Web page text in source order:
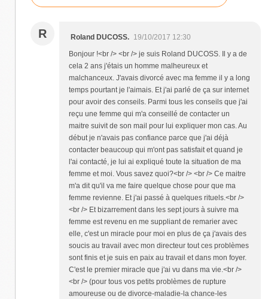
R Roland DUCOSS. 19/10/2017 12:30
Bonjour !<br /> <br /> je suis Roland DUCOSS. Il y a de
cela 2 ans j'étais un homme malheureux et
malchanceux. J'avais divorcé avec ma femme il y a long
temps pourtant je l'aimais. Et j'ai parlé de ça sur internet
pour avoir des conseils. Parmi tous les conseils que j'ai
reçu une femme qui m'a conseillé de contacter un
maitre suivit de son mail pour lui expliquer mon cas. Au
début je n'avais pas confiance parce que j'ai déjà
contacter beaucoup qui m'ont pas satisfait et quand je
l'ai contacté, je lui ai expliqué toute la situation de ma
femme et moi. Vous savez quoi?<br /> <br /> Ce maitre
m'a dit qu'il va me faire quelque chose pour que ma
femme revienne. Et j'ai passé à quelques rituels.<br />
<br /> Et bizarrement dans les sept jours à suivre ma
femme est revenu en me suppliant de remarier avec
elle, c'est un miracle pour moi en plus de ça j'avais des
soucis au travail avec mon directeur tout ces problèmes
sont finis et je suis en paix au travail et dans mon foyer.
C'est le premier miracle que j'ai vu dans ma vie.<br />
<br /> (pour tous vos petits problèmes de rupture
amoureuse ou de divorce-maladie-la chance-les